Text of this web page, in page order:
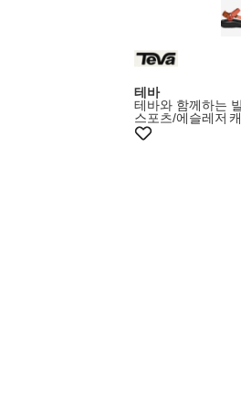
테바
테바와 함께하는
스포츠/에슬레저